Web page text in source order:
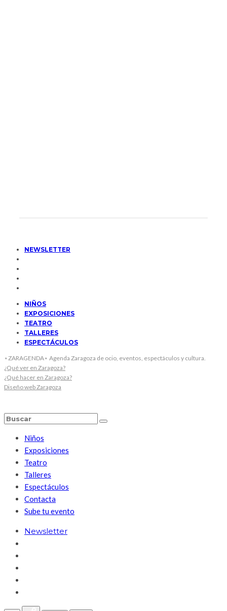
NEWSLETTER
NIÑOS
EXPOSICIONES
TEATRO
TALLERES
ESPECTÁCULOS
⋆ZARAGENDA⋆ Agenda Zaragoza de ocio, eventos, espectáculos y cultura.
¿Qué ver en Zaragoza?
¿Qué hacer en Zaragoza?
Diseño web Zaragoza
Niños
Exposiciones
Teatro
Talleres
Espectáculos
Contacta
Sube tu evento
Newsletter